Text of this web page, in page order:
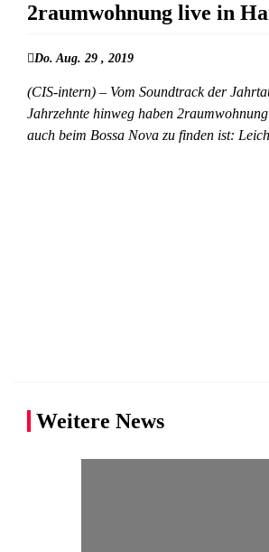
2raumwohnung live in
Do. Aug. 29 , 2019
(CIS-intern) – Vom Soundtrack der
Jahrzehnte hinweg haben
auch beim Bossa Nova zu finden ist:
Weitere News